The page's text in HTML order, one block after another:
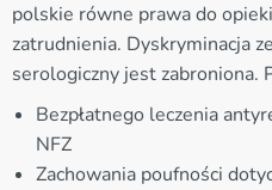
polskie równe prawa do
zatrudnienia. Dyskryminacja
serologiczny jest zabroniona.
Bezpłatnego leczenia
NFZ
Zachowania poufności